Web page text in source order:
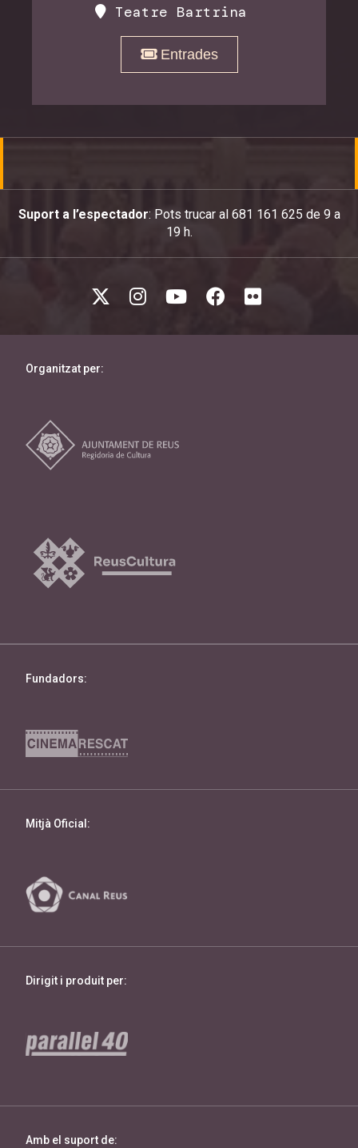
Teatre Bartrina
Entrades
Suport a l’espectador: Pots trucar al 681 161 625 de 9 a
19 h.
Organitzat per:
Fundadors:
Mitjà Oficial:
Dirigit i produit per:
Amb el suport de: